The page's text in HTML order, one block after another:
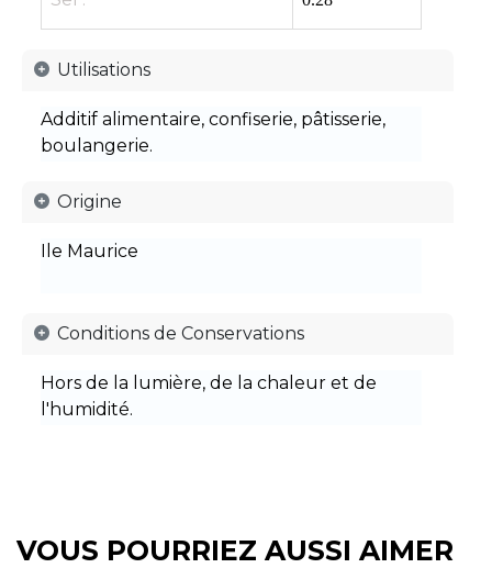
Utilisations
Additif alimentaire, confiserie, pâtisserie,
boulangerie.
Origine
Ile Maurice
Conditions de Conservations
Hors de la lumière, de la chaleur et de
l'humidité.
VOUS POURRIEZ AUSSI AIMER